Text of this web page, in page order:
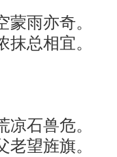
雨亦奇。
总相宜。
石兽危。
望旌旗。